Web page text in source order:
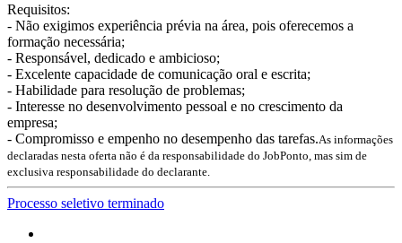
Requisitos:
- Não exigimos experiência prévia na área, pois oferecemos a
formação necessária;
- Responsável, dedicado e ambicioso;
- Excelente capacidade de comunicação oral e escrita;
- Habilidade para resolução de problemas;
- Interesse no desenvolvimento pessoal e no crescimento da
empresa;
- Compromisso e empenho no desempenho das tarefas.As informações
declaradas nesta oferta não é da responsabilidade do JobPonto, mas sim de
exclusiva responsabilidade do declarante.
Processo seletivo terminado